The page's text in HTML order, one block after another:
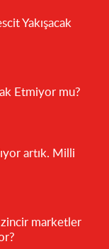
Yakışacak
Etmiyor mu?
artık. Milli
marketler